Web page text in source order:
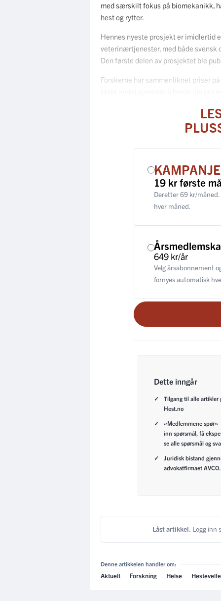
med særskilt fokus på biomekanikk,
hest og rytter.
Hennes nyeste prosjekt er imidlertid
veterinærtjenester, med både svensk
Den første delen av prosjektet ble
Forskerne har sammenliknet priser
19 kr første
Deretter 69 kr/
hver måned.
649 kr/år
Velg årsabonnement
fornyes automatisk
Dette inngår
Tilgang til alle artikler
Hest.no
«Medlemmene spør»
inn spørsmål, få
se alle spørsmål og
Juridisk bistand
advokatfirmaet AVCO.
Låst artikkel. Logg inn
Denne artikkelen handler om:
Aktuelt Forskning Helse